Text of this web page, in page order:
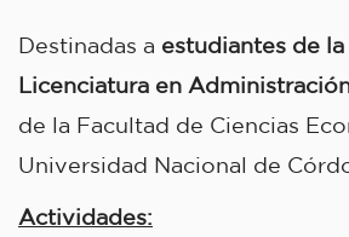
Destinadas a estudiantes de
Licenciatura en
de la Facultad de Ciencias
Universidad Nacional de
Actividades: